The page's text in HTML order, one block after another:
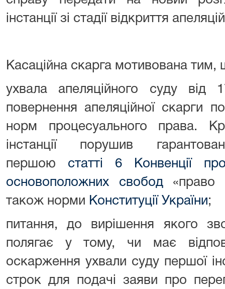
інстанції зі стадії відкриття
Касаційна скарга мотивована тим,
ухвала апеляційного суду
повернення апеляційної скарги
норм процесуального права.
інстанції порушив
першою статті 6 Конвенції
основоположних свобод«право
також норми Конституції України;
питання, до вирішення якого
полягає у тому, чи має
оскарження ухвали суду першої
строк для подачі заяви про